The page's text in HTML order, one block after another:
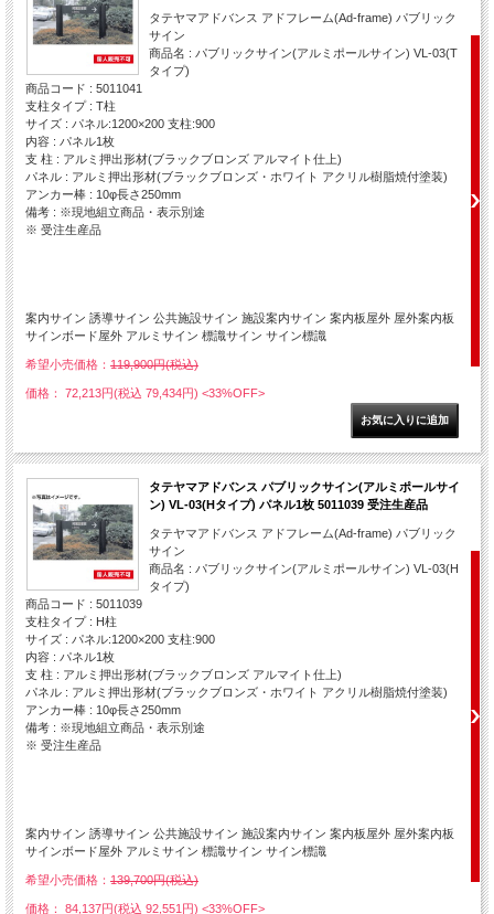
タテヤマアドバンス アドフレーム(Ad-frame) パブリック
サイン
商品名 : パブリックサイン(アルミポールサイン) VL-03(T
タイプ)
商品コード : 5011041
支柱タイプ : T柱
サイズ : パネル:1200×200 支柱:900
内容 : パネル1枚
支 柱 : アルミ押出形材(ブラックブロンズ アルマイト仕上)
パネル : アルミ押出形材(ブラックブロンズ・ホワイト アクリル樹脂焼付塗装)
アンカー棒 : 10φ長さ250mm
備考 : ※現地組立商品・表示別途
※ 受注生産品
案内サイン 誘導サイン 公共施設サイン 施設案内サイン 案内板屋外 屋外案内板
サインボード屋外 アルミサイン 標識サイン サイン標識
希望小売価格： 119,900円(税込)
価格： 72,213円(税込 79,434円) <33%OFF>
タテヤマアドバンス パブリックサイン(アルミポールサイ
ン) VL-03(Hタイプ) パネル1枚 5011039 受注生産品
タテヤマアドバンス アドフレーム(Ad-frame) パブリック
サイン
商品名 : パブリックサイン(アルミポールサイン) VL-03(H
タイプ)
商品コード : 5011039
支柱タイプ : H柱
サイズ : パネル:1200×200 支柱:900
内容 : パネル1枚
支 柱 : アルミ押出形材(ブラックブロンズ アルマイト仕上)
パネル : アルミ押出形材(ブラックブロンズ・ホワイト アクリル樹脂焼付塗装)
アンカー棒 : 10φ長さ250mm
備考 : ※現地組立商品・表示別途
※ 受注生産品
案内サイン 誘導サイン 公共施設サイン 施設案内サイン 案内板屋外 屋外案内板
サインボード屋外 アルミサイン 標識サイン サイン標識
希望小売価格： 139,700円(税込)
価格： 84,137円(税込 92,551円) <33%OFF>